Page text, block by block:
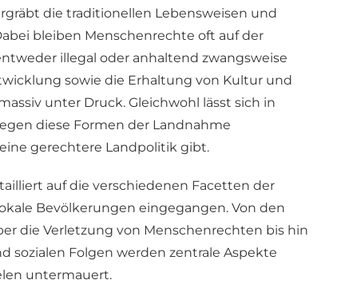
die traditionellen Lebensweisen und
bleiben Menschenrechte oft auf der
illegal oder anhaltend zwangsweise
sowie die Erhaltung von Kultur und
unter Druck. Gleichwohl lässt sich in
diese Formen der Landnahme
gerechtere Landpolitik gibt.
auf die verschiedenen Facetten der
Bevölkerungen eingegangen. Von den
die Verletzung von Menschenrechten bis hin
sozialen Folgen werden zentrale Aspekte
untermauert.